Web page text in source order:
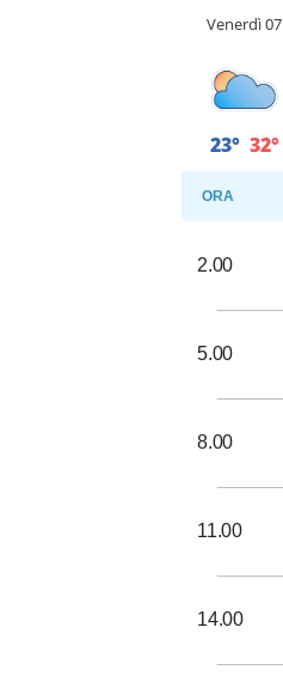
Venerdì 07
23° 32°
ORA
2.00
5.00
8.00
11.00
14.00